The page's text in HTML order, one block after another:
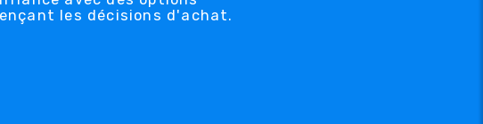
les décisions d'achat.